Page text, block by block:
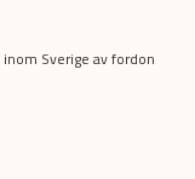
Sverige av fordon